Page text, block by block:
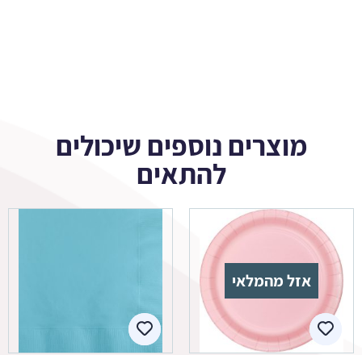
מוצרים נוספים שיכולים
להתאים
אזל מהמלאי